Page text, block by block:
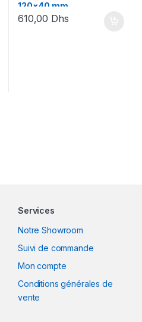
120×40 mm
610,00 Dhs
Services
Notre Showroom
Suivi de commande
Mon compte
Conditions générales de
vente